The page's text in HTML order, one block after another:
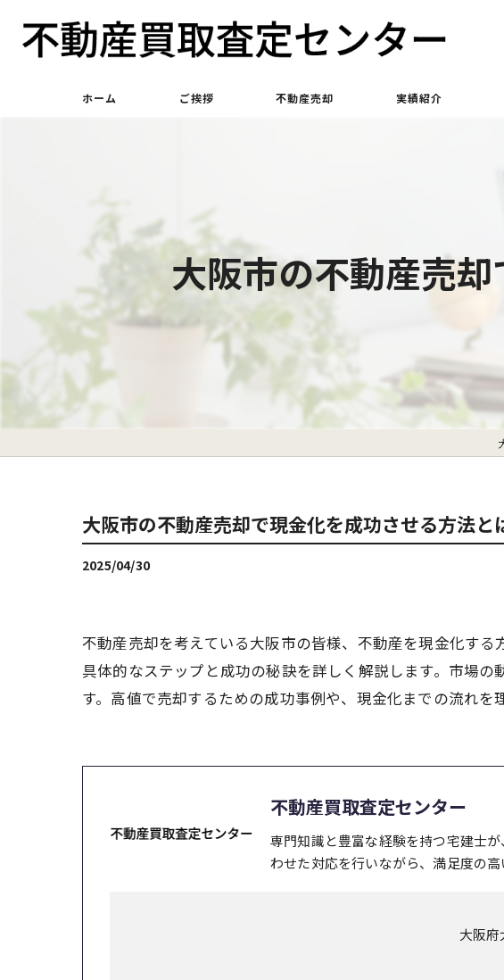
ホーム ご挨拶 不動産売却 実績紹介
大阪市の不動産売
大阪市の不動産売却で現金化を成功させる方法と
2025/04/30
不動産売却を考えている大阪市の皆様、不動産を現金化す
具体的なステップと成功の秘訣を詳しく解説します。市場
す。高値で売却するための成功事例や、現金化までの流れを
不動産買取査定センター
専門知識と豊富な経験を持つ宅建士
わせた対応を行いながら、満足度の
大阪